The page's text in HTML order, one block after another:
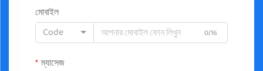
মোবাইল
Code
0/16
ম্যাসেজ